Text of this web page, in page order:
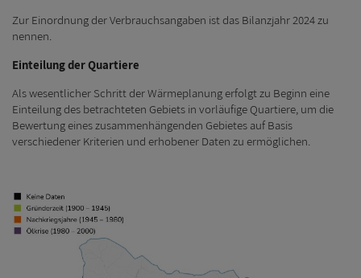
Zur Einordnung der Verbrauchsangaben ist das Bilanzjahr 2024 zu
nennen.
Einteilung der Quartiere
Als wesentlicher Schritt der Wärmeplanung erfolgt zu Beginn eine
Einteilung des betrachteten Gebiets in vorläufige Quartiere, um die
Bewertung eines zusammenhängenden Gebietes auf Basis
verschiedener Kriterien und erhobener Daten zu ermöglichen.